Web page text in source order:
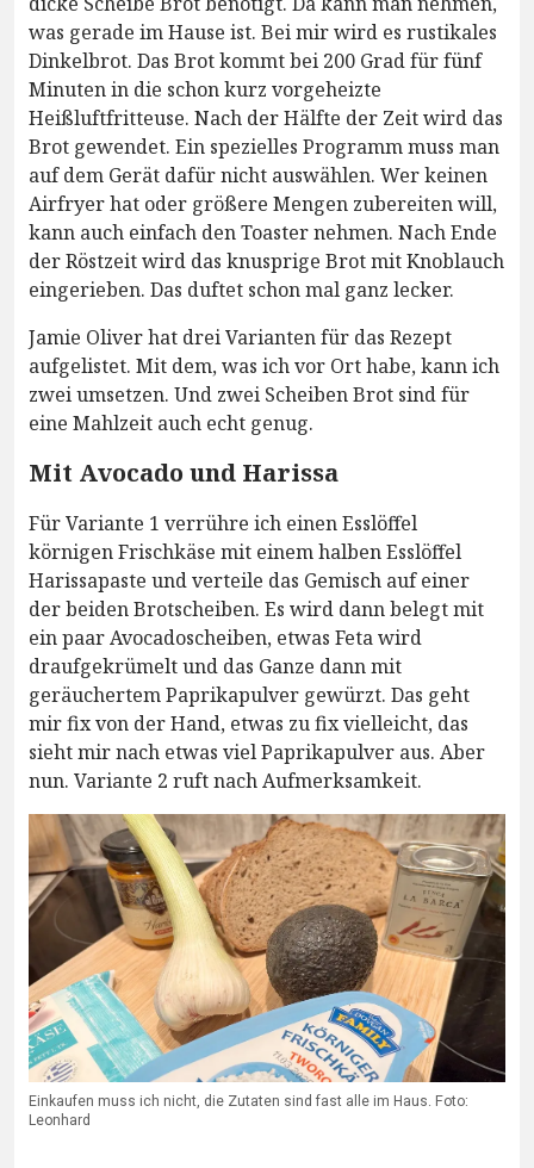
was gerade im Hause ist. Bei mir wird es rustikales
Dinkelbrot. Das Brot kommt bei 200 Grad für fünf
Minuten in die schon kurz vorgeheizte
Heißluftfritteuse. Nach der Hälfte der Zeit wird das
Brot gewendet. Ein spezielles Programm muss man
auf dem Gerät dafür nicht auswählen. Wer keinen
Airfryer hat oder größere Mengen zubereiten will,
kann auch einfach den Toaster nehmen. Nach Ende
der Röstzeit wird das knusprige Brot mit Knoblauch
eingerieben. Das duftet schon mal ganz lecker.
Jamie Oliver hat drei Varianten für das Rezept
aufgelistet. Mit dem, was ich vor Ort habe, kann ich
zwei umsetzen. Und zwei Scheiben Brot sind für
eine Mahlzeit auch echt genug.
Mit Avocado und Harissa
Für Variante 1 verrühre ich einen Esslöffel
körnigen Frischkäse mit einem halben Esslöffel
Harissapaste und verteile das Gemisch auf einer
der beiden Brotscheiben. Es wird dann belegt mit
ein paar Avocadoscheiben, etwas Feta wird
draufgekrümelt und das Ganze dann mit
geräuchertem Paprikapulver gewürzt. Das geht
mir fix von der Hand, etwas zu fix vielleicht, das
sieht mir nach etwas viel Paprikapulver aus. Aber
nun. Variante 2 ruft nach Aufmerksamkeit.
Einkaufen muss ich nicht, die Zutaten sind fast alle im Haus. Foto:
Leonhard